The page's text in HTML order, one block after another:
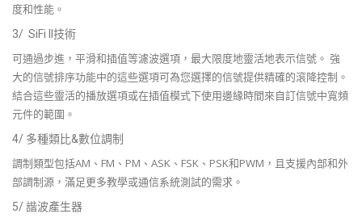
度和性能。
3/ SiFi II技術
可通過步進，平滑和插值等濾波選項，最大限度地靈活地表示信號。 強
大的信號排序功能中的這些選項可為您選擇的信號提供精確的滾降控制。
結合這些靈活的播放選項或在插值模式下使用邊緣時間來自訂信號中寬頻
元件的範圍。
4/ 多種類比&數位調制
調制類型包括AM、FM、PM、ASK、FSK、PSK和PWM，且支援內部和外
部調制源，滿足更多教學或通信系統測試的需求。
5/ 諧波產生器